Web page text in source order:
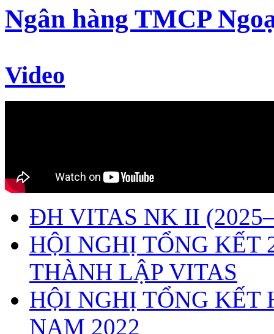
Ngân hàng TMCP
Video
ĐH VITAS NK II
HỘI NGHỊ TỔNG
THÀNH LẬP VITAS
HỘI NGHỊ TỔNG KẾT
NAM 2022